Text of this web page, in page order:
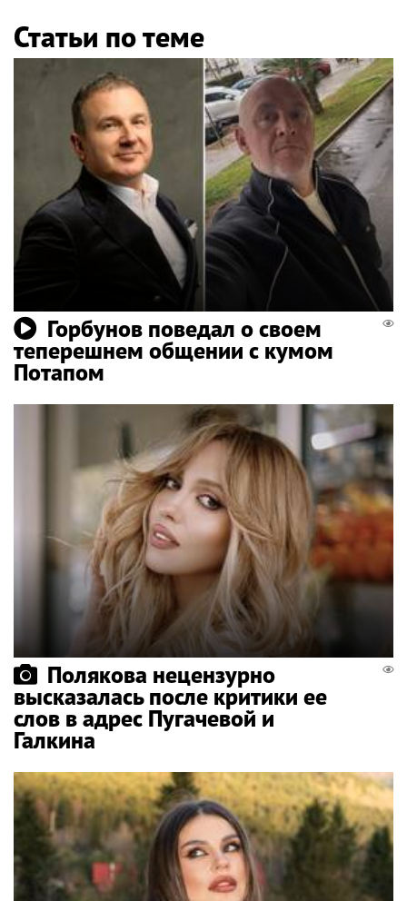
Статьи по теме
Горбунов поведал о своем
теперешнем общении с кумом
Потапом
Полякова нецензурно
высказалась после критики ее
слов в адрес Пугачевой и
Галкина